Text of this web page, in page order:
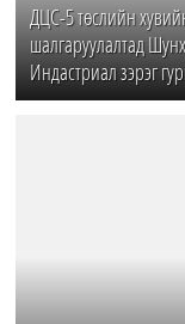
ДЦС-5 төслийн
шалгаруулалтад
Индастриал зэрэг